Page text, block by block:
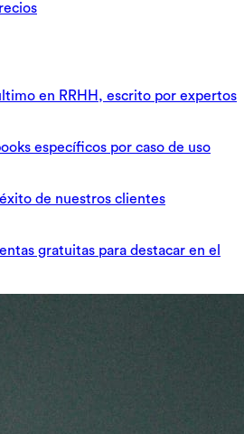
en RRHH, escrito por expertos
específicos por caso de uso
de nuestros clientes
gratuitas para destacar en el